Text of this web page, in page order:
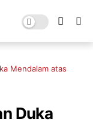
Mendalam atas
Duka